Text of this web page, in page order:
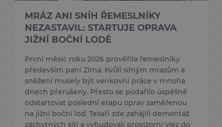
MRÁZ ANI SNÍH ŘEMESLNÍKY
NEZASTAVIL: STARTUJE OPRAVA
JIŽNÍ BOČNÍ LODĚ
První měsíc roku 2026 prověřila řemeslníky
především paní Zima. Kvůli silným mrazům a
sněžení musely být venkovní práce v mnoha
dnech přerušeny. Přesto se podařilo úspěšně
odstartovat poslední etapu oprav zaměřenou
na jižní boční loď. Tesaři zde zahájili demontáž
záchytných sítí a vybudovali provizorní vlez do